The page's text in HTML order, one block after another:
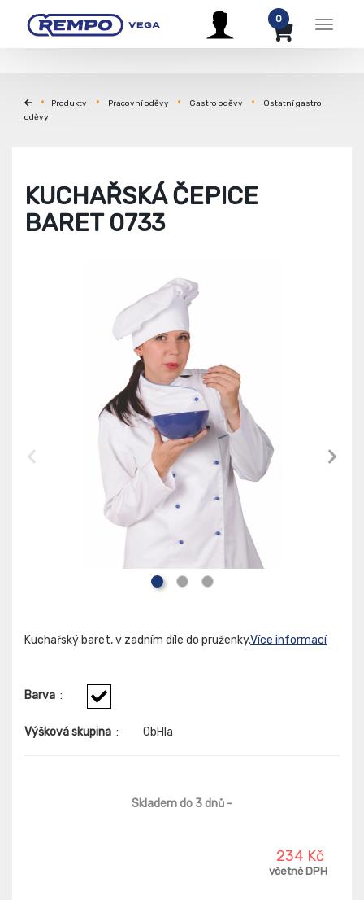
Menu
0
Produkty Pracovní oděvy Gastro oděvy
Ostatní gastro
oděvy
KUCHAŘSKÁ ČEPICE
BARET 0733
Kuchařský baret, v zadním díle do pruženky.Více informací
Barva :
Výšková skupina : ObHla
Skladem do 3 dnů -
234 Kč
včetně DPH